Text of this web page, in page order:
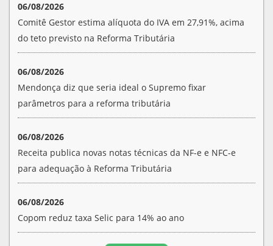
06/08/2026
Comitê Gestor estima alíquota do IVA em 27,91%, acima
do teto previsto na Reforma Tributária
06/08/2026
Mendonça diz que seria ideal o Supremo fixar
parâmetros para a reforma tributária
06/08/2026
Receita publica novas notas técnicas da NF-e e NFC-e
para adequação à Reforma Tributária
06/08/2026
Copom reduz taxa Selic para 14% ao ano